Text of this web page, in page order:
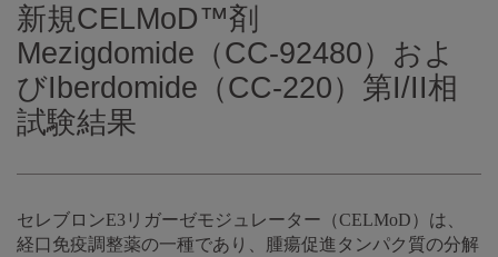
新規CELMoD™剤
Mezigdomide（CC-92480）およ
びIberdomide（CC-220）第I/II相
試験結果
セレブロンE3リガーゼモジュレーター（CELMoD）は、
経口免疫調整薬の一種であり、腫瘍促進タンパク質の分解